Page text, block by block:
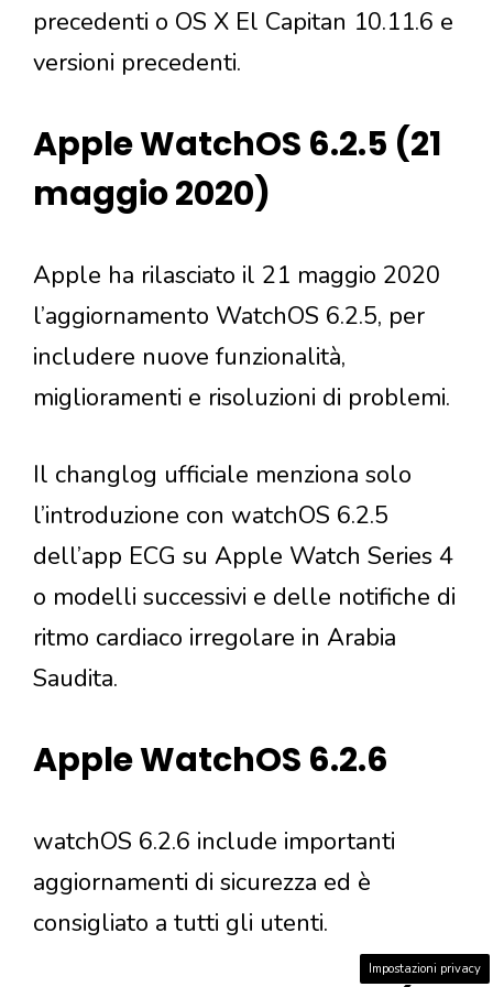
precedenti o OS X El Capitan 10.11.6 e
versioni precedenti.
Apple WatchOS 6.2.5 (21
maggio 2020)
Apple ha rilasciato il 21 maggio 2020
l’aggiornamento WatchOS 6.2.5, per
includere nuove funzionalità,
miglioramenti e risoluzioni di problemi.
Il changlog ufficiale menziona solo
l’introduzione con watchOS 6.2.5
dell’app ECG su Apple Watch Series 4
o modelli successivi e delle notifiche di
ritmo cardiaco irregolare in Arabia
Saudita.
Apple WatchOS 6.2.6
watchOS 6.2.6 include importanti
aggiornamenti di sicurezza ed è
consigliato a tutti gli utenti.
Impostazioni privacy